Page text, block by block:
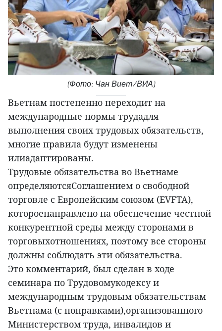
(Фото: Чан Виет/ВИА)
Вьетнам постепенно переходит на
международные нормы трудадля
выполнения своих трудовых обязательств,
многие правила будут изменены
илиадаптированы.
Трудовые обязательства во Вьетнаме
определяютсяСоглашением о свободной
торговле с Европейским союзом (EVFTA),
котороенаправлено на обеспечение честной
конкурентной среды между сторонами в
торговыхотношениях, поэтому все стороны
должны соблюдать эти обязательства.
Это комментарий, был сделан в ходе
семинара по Трудовомукодексу и
международным трудовым обязательствам
Вьетнама (с поправками),организованного
Министерством труда, инвалидов и